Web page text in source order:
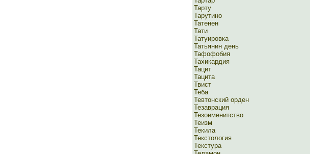
Тарту
Тарутино
Татенен
Тати
Татуировка
Татьянин день
Тафофобия
Тахикардия
Тацит
Тацита
Твист
Теба
Тевтонский орден
Тезаврация
Тезоименитство
Теизм
Текила
Текстология
Текстура